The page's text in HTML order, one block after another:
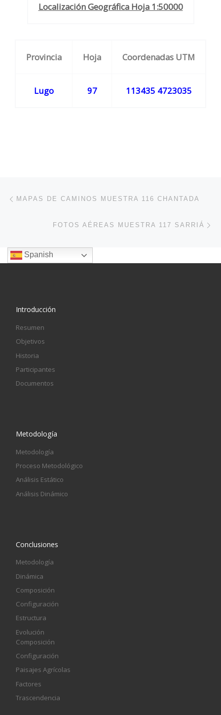
Localización Geográfica Hoja 1:50000
Provincia Hoja Coordenadas UTM
Lugo 97 113435 4723035
MAPAS DE CAMINOS MUESTRA 116 CHANTADA
FOTOS AÉREAS MUESTRA 117 SARRIÁ
Spanish
Introducción
Resumen
Objetivos
Historia
Participantes
Documentos
Metodología
Metodología
Proceso Metodológico
Análisis Estático
Análisis Dinámico
Conclusiones
Metodología
Dinámica
Composición
Configuración
Estructura
Evolución
Composición
Configuración
Paisajes Agrícolas
Factores
Trascendencia